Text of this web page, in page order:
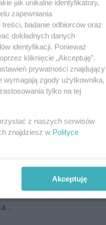
jak unikalne identyfikatory,
zapewniania
badanie odbiorców oraz
dokładnych danych
identyfikacji. Ponieważ
kliknięcie „Akceptuję”.
prywatności znajdujący
wymagają zgody użytkownika,
tylko na tej
z naszych serwisów
znajdziesz w Polityce
Akceptuję